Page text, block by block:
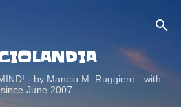
- by Mancio M. Ruggiero - with
June 2007